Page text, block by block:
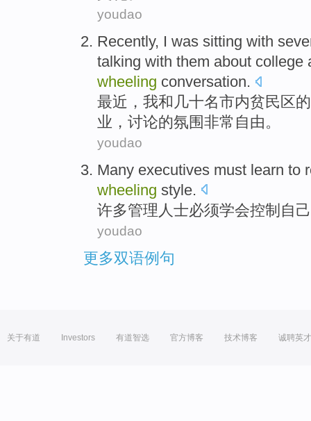
youdao
Recently, I was sitting with
talking with them about college
wheeling conversation.
最近 ， 我和 几十名市内贫民区的
业 ，讨论的氛围非常 自由。
youdao
Many executives must learn to
wheeling style.
许多管理人士必须学会控制 自己
youdao
更多双语例句
关于有道 Investors 有道智选 官方博客 技术博客 诚聘英才